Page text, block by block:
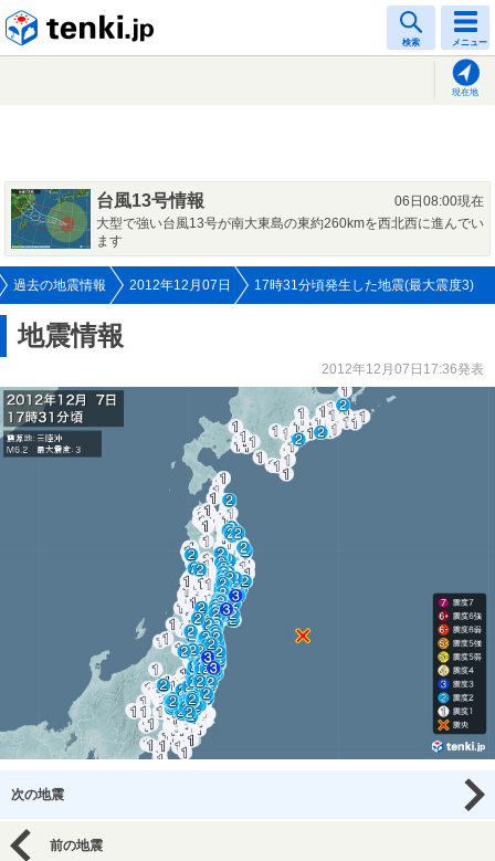
検索 メニュー
現在地
台風13号情報
06日08:00現在
大型で強い台風13号が南大東島の東約260kmを西北西に進んでい
ます
過去の地震情報 2012年12月07日 17時31分頃発生した地震(最大震度3)
地震情報
2012年12月07日17:36発表
次の地震
前の地震